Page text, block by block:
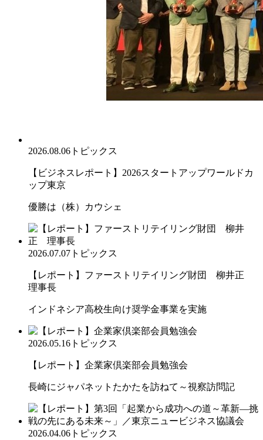
2026.08.06 トピックス
【ビジネスレポート】2026スタートアップワールドカ
ップ東京
優勝は（株）カウシェ
2026.07.07 トピックス
【レポート】ファーストリテイリング財団 柳井正
理事長
インドネシア高校生向け奨学金事業を実施
2026.05.16 トピックス
【レポート】企業家倶楽部会員勉強会
長崎にジャパネットたかたを訪ねて～視察訪問記
2026.04.06 トピックス